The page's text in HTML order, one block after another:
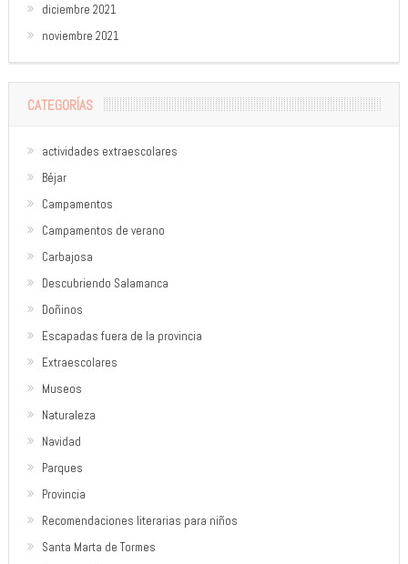
diciembre 2021
noviembre 2021
CATEGORÍAS
actividades extraescolares
Béjar
Campamentos
Campamentos de verano
Carbajosa
Descubriendo Salamanca
Doñinos
Escapadas fuera de la provincia
Extraescolares
Museos
Naturaleza
Navidad
Parques
Provincia
Recomendaciones literarias para niños
Santa Marta de Tormes